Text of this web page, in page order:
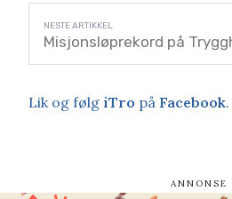
Misjonsløprekord på
Lik og følg iTro på Facebook.